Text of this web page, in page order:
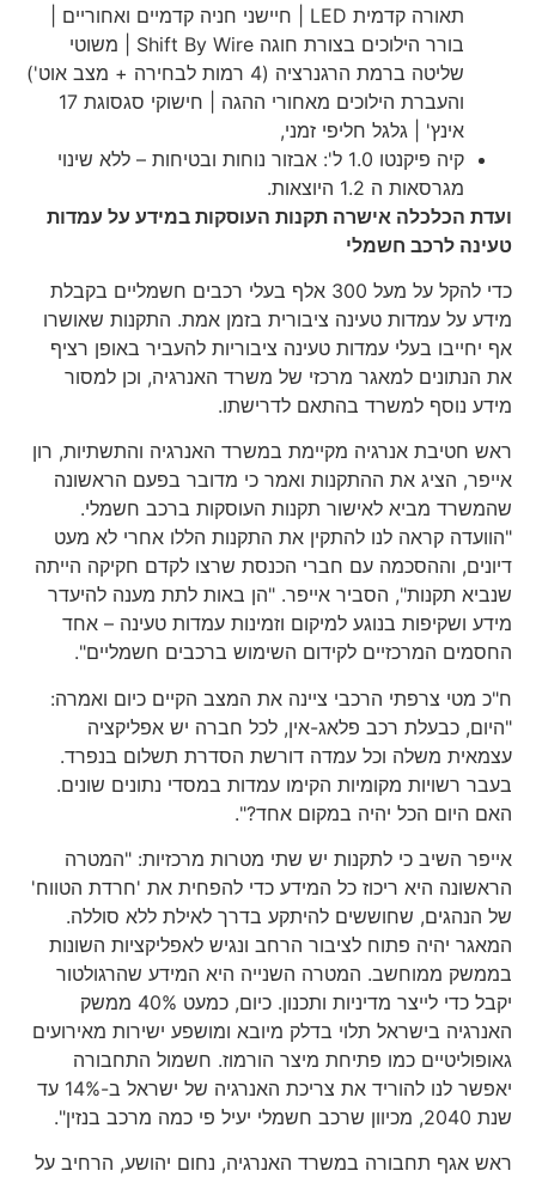
תאורה קדמית LED | חיישני חניה קדמיים ואחוריים |
בורר הילוכים בצורת חוגה Shift By Wire | משוטי
שליטה ברמת הרגנרציה (4 רמות לבחירה + מצב אוט')
והעברת הילוכים מאחורי ההגה | חישוקי סגסוגת 17
אינץ' | גלגל חליפי זמני,
קיה פיקנטו 1.0 ל': אבזור נוחות ובטיחות – ללא שינוי
מגרסאות ה 1.2 היוצאות.
ועדת הכלכלה אישרה תקנות העוסקות במידע על עמדות
טעינה לרכב חשמלי
כדי להקל על מעל 300 אלף בעלי רכבים חשמליים בקבלת
מידע על עמדות טעינה ציבורית בזמן אמת. התקנות שאושרו
אף יחייבו בעלי עמדות טעינה ציבוריות להעביר באופן רציף
את הנתונים למאגר מרכזי של משרד האנרגיה, וכן למסור
מידע נוסף למשרד בהתאם לדרישתו.
ראש חטיבת אנרגיה מקיימת במשרד האנרגיה והתשתיות, רון
אייפר, הציג את ההתקנות ואמר כי מדובר בפעם הראשונה
שהמשרד מביא לאישור תקנות העוסקות ברכב חשמלי.
"הוועדה קראה לנו להתקין את התקנות הללו אחרי לא מעט
דיונים, וההסכמה עם חברי הכנסת שרצו לקדם חקיקה הייתה
שנביא תקנות", הסביר אייפר. "הן באות לתת מענה להיעדר
מידע ושקיפות בנוגע למיקום וזמינות עמדות טעינה – אחד
החסמים המרכזיים לקידום השימוש ברכבים חשמליים".
ח"כ מטי צרפתי הרכבי ציינה את המצב הקיים כיום ואמרה:
"היום, כבעלת רכב פלאג-אין, לכל חברה יש אפליקציה
עצמאית משלה וכל עמדה דורשת הסדרת תשלום בנפרד.
בעבר רשויות מקומיות הקימו עמדות במסדי נתונים שונים.
האם היום הכל יהיה במקום אחד?".
אייפר השיב כי לתקנות יש שתי מטרות מרכזיות: "המטרה
הראשונה היא ריכוז כל המידע כדי להפחית את 'חרדת הטווח'
של הנהגים, שחוששים להיתקע בדרך לאילת ללא סוללה.
המאגר יהיה פתוח לציבור הרחב ונגיש לאפליקציות השונות
בממשק ממוחשב. המטרה השנייה היא המידע שהרגולטור
יקבל כדי לייצר מדיניות ותכנון. כיום, כמעט 40% ממשק
האנרגיה בישראל תלוי בדלק מיובא ומושפע ישירות מאירועים
גאופוליטיים כמו פתיחת מיצר הורמוז. חשמול התחבורה
יאפשר לנו להוריד את צריכת האנרגיה של ישראל ב-14% עד
שנת 2040, מכיוון שרכב חשמלי יעיל פי כמה מרכב בנזין".
ראש אגף תחבורה במשרד האנרגיה, נחום יהושע, הרחיב על